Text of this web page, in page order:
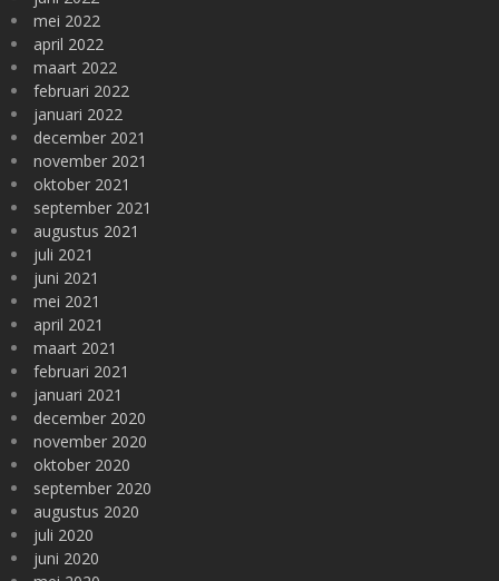
mei 2022
april 2022
maart 2022
februari 2022
januari 2022
december 2021
november 2021
oktober 2021
september 2021
augustus 2021
juli 2021
juni 2021
mei 2021
april 2021
maart 2021
februari 2021
januari 2021
december 2020
november 2020
oktober 2020
september 2020
augustus 2020
juli 2020
juni 2020